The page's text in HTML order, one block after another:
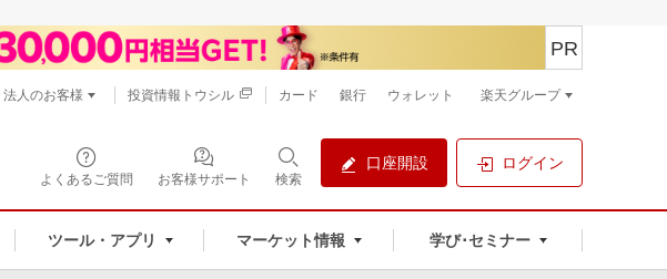
よくあるご質問 お客様サポート 検索
口座開設 ログイン
ツール・アプリ マーケット情報 学び･セミナー
PR
法人のお客様 投資情報トウシル カード 銀行 ウォレット 楽天グループ